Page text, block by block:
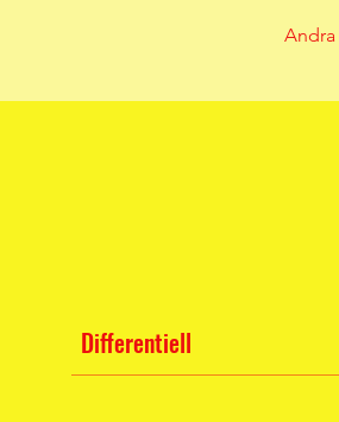
Differentiell